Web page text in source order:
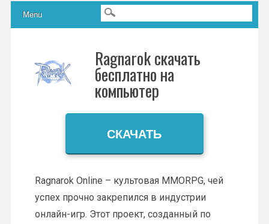
Главное меню
Skip to content
Menu
Ragnarok скачать
бесплатно на
компьютер
СКАЧАТЬ
Ragnarok Online – культовая MMORPG, чей
успех прочно закрепился в индустрии
онлайн-игр. Этот проект, созданный по